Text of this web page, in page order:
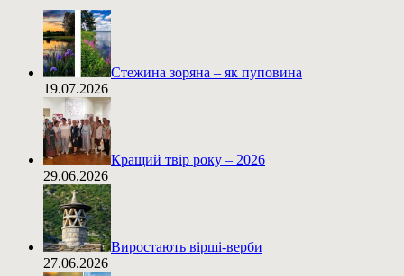
Стежина зоряна – як пуповина
19.07.2026
Кращий твір року – 2026
29.06.2026
Виростають вірші-верби
27.06.2026